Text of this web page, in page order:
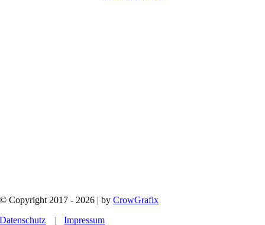
© Copyright 2017 - 2026 | byCrowGrafix
Datenschutz |Impressum